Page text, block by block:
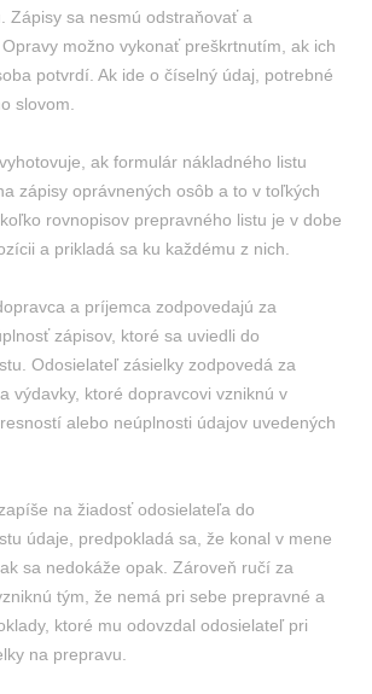
Zápisy sa nesmú odstraňovať a
možno vykonať preškrtnutím, ak ich
potvrdí. Ak ide o číselný údaj, potrebné
slovom.
ak formulár nákladného listu
zápisy oprávnených osôb a to v toľkých
rovnopisov prepravného listu je v dobe
a prikladá sa ku každému z nich.
a príjemca zodpovedajú za
zápisov, ktoré sa uviedli do
Odosielateľ zásielky zodpovedá za
výdavky, ktoré dopravcovi vzniknú v
alebo neúplnosti údajov uvedených
na žiadosť odosielateľa do
údaje, predpokladá sa, že konal v mene
sa nedokáže opak. Zároveň ručí za
tým, že nemá pri sebe prepravné a
ktoré mu odovzdal odosielateľ pri
na prepravu.